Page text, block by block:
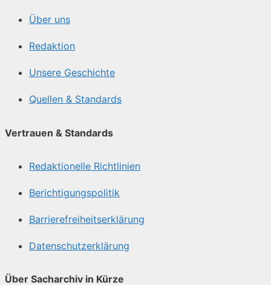
Über uns
Redaktion
Unsere Geschichte
Quellen & Standards
Vertrauen & Standards
Redaktionelle Richtlinien
Berichtigungspolitik
Barrierefreiheitserklärung
Datenschutzerklärung
Über Sacharchiv in Kürze